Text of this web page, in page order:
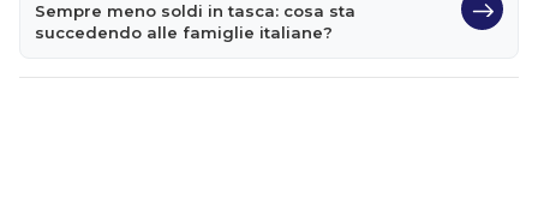
Sempre meno soldi in tasca: cosa sta
succedendo alle famiglie italiane?